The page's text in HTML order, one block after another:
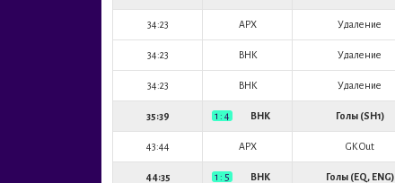
34:23 APX Удаление
34:23 BHK Удаление
34:23 BHK Удаление
35:39 1 : 4 BHK Голы (SH1)
43:44 APX GK Out
44:35 1 : 5 BHK Голы (EQ, ENG)